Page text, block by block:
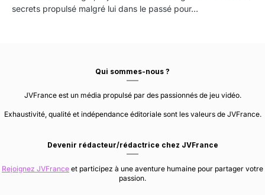
secrets propulsé malgré lui dans le passé pour…
Qui sommes-nous ?
JVFrance est un média propulsé par des passionnés de jeu vidéo.
Exhaustivité, qualité et indépendance éditoriale sont les valeurs de JVFrance.
Devenir rédacteur/rédactrice chez JVFrance
Rejoignez JVFrance et participez à une aventure humaine pour partager votre
passion.